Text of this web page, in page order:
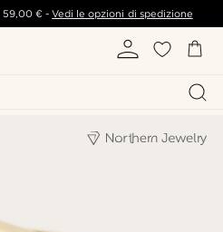
59,00 € -Vedi le opzioni di spedizione